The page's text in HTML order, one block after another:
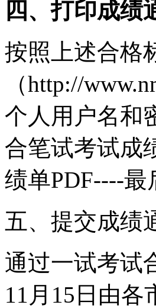
四、打印成绩
按照上述合格
（http://
个人用户名和
合笔试考试成
绩单PDF----
五、提交成绩
通过一试考试
11月15日由